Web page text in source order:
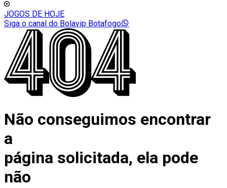
JOGOS DE HOJE
Siga o canal do Bolavip Botafogo
Não conseguimos encontrar
a
página solicitada, ela pode
não